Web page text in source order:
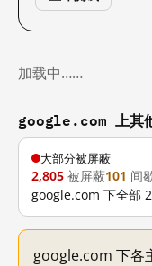
加载中……
google.com 上其
大部分被屏蔽
2,805 被屏蔽101 间
google.com 下全部
google.com 下各